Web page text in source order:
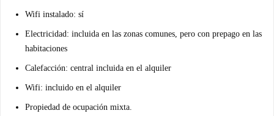
Wifi instalado: sí
Electricidad: incluida en las zonas comunes, pero con prepago en las
habitaciones
Calefacción: central incluida en el alquiler
Wifi: incluido en el alquiler
Propiedad de ocupación mixta.